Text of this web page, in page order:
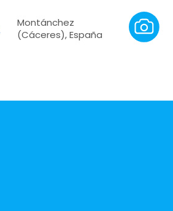
Montánchez
(Cáceres), España